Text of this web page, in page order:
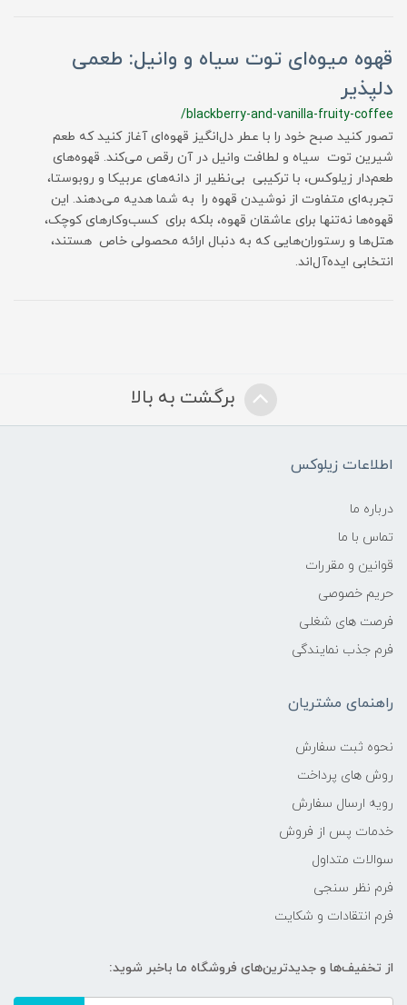
قهوه میوه‌ای توت سیاه و وانیل: طعمی
دلپذیر
/blackberry-and-vanilla-fruity-coffee
تصور کنید صبح خود را با عطر دل‌انگیز قهوه‌ای آغاز کنید که طعم
شیرین توت سیاه و لطافت وانیل در آن رقص می‌کند. قهوه‌های
طعم‌دار زیلوکس، با ترکیبی بی‌نظیر از دانه‌های عربیکا و روبوستا،
تجربه‌ای متفاوت از نوشیدن قهوه را به شما هدیه می‌دهند. این
قهوه‌ها نه‌تنها برای عاشقان قهوه، بلکه برای کسب‌وکارهای کوچک،
هتل‌ها و رستوران‌هایی که به دنبال ارائه محصولی خاص هستند،
انتخابی ایده‌آل‌اند.
برگشت به بالا
اطلاعات زیلوکس
درباره ما
تماس با ما
قوانین و مقررات
حریم خصوصی
فرصت های شغلی
فرم جذب نمایندگی
راهنمای مشتریان
نحوه ثبت سفارش
روش های پرداخت
رویه ارسال سفارش
خدمات پس از فروش
سوالات متداول
فرم نظر سنجی
فرم انتقادات و شکایت
از تخفیف‌ها و جدیدترین‌های فروشگاه ما باخبر شوید: